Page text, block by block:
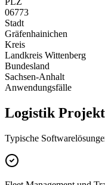
06773
Stadt
Gräfenhainichen
Kreis
Landkreis Wittenberg
Bundesland
Sachsen-Anhalt
Anwendungsfälle
Logistik
Typische